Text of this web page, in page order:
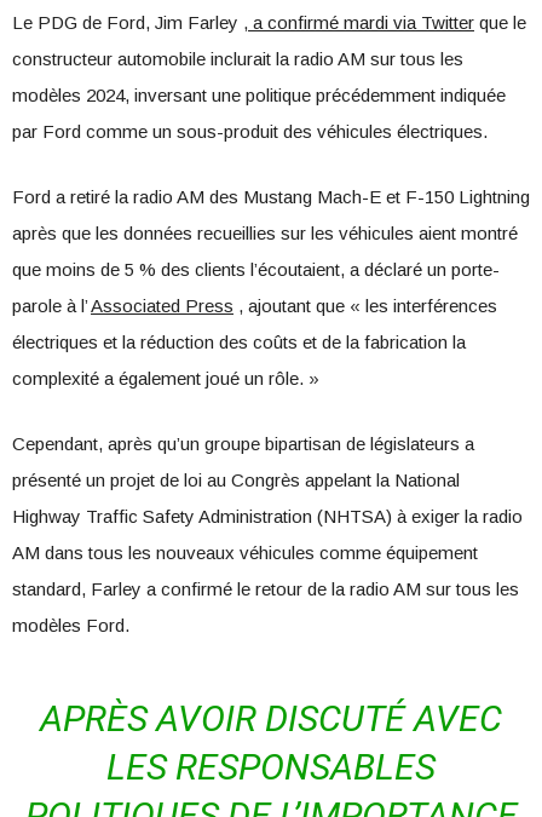
Le PDG de Ford, Jim Farley , a confirmé mardi via Twitter que le
constructeur automobile inclurait la radio AM sur tous les
modèles 2024, inversant une politique précédemment indiquée
par Ford comme un sous-produit des véhicules électriques.
Ford a retiré la radio AM des Mustang Mach-E et F-150 Lightning
après que les données recueillies sur les véhicules aient montré
que moins de 5 % des clients l’écoutaient, a déclaré un porte-
parole à l’Associated Press , ajoutant que « les interférences
électriques et la réduction des coûts et de la fabrication la
complexité a également joué un rôle. »
Cependant, après qu’un groupe bipartisan de législateurs a
présenté un projet de loi au Congrès appelant la National
Highway Traffic Safety Administration (NHTSA) à exiger la radio
AM dans tous les nouveaux véhicules comme équipement
standard, Farley a confirmé le retour de la radio AM sur tous les
modèles Ford.
APRÈS AVOIR DISCUTÉ AVEC
LES RESPONSABLES